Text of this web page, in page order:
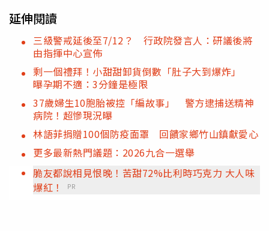
延伸閱讀
三級警戒延後至7/12？ 行政院發言人：研議後將
由指揮中心宣佈
剩一個禮拜！小甜甜卸貨倒數「肚子大到爆炸」
曝孕期不適：3分鐘是極限
37歲婦生10胞胎被控「編故事」 警方逮捕送精神
病院！超慘現況曝
林語菲捐贈100個防疫面罩 回饋家鄉竹山鎮獻愛心
更多最新熱門議題：2026九合一選舉
脆友都說相見恨晚！苦甜72%比利時巧克力 大人味
爆紅！
PR